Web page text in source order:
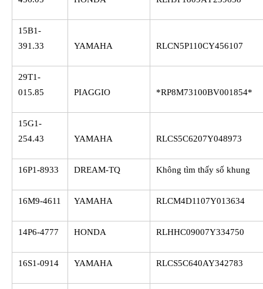
15B1-
391.33
YAMAHA RLCN5P110CY456107
29T1-
015.85
PIAGGIO *RP8M73100BV001854*
15G1-
254.43
YAMAHA RLCS5C6207Y048973
16P1-8933 DREAM-TQ Không tìm thấy số khung
16M9-4611 YAMAHA RLCM4D1107Y013634
14P6-4777 HONDA RLHHC09007Y334750
16S1-0914 YAMAHA RLCS5C640AY342783